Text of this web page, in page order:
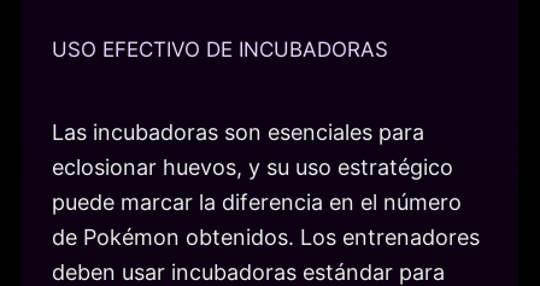
USO EFECTIVO DE INCUBADORAS
Las incubadoras son esenciales para
eclosionar huevos, y su uso estratégico
puede marcar la diferencia en el número
de Pokémon obtenidos. Los entrenadores
deben usar incubadoras estándar para